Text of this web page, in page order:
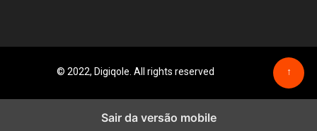
© 2022, Digiqole. All rights reserved ↑
Sair da versão mobile